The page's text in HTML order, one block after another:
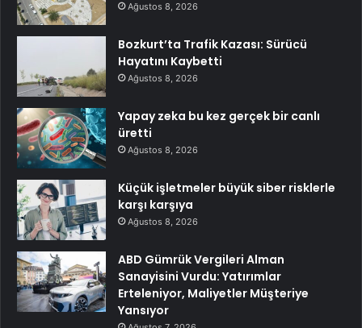
Ağustos 8, 2026
Bozkurt’ta Trafik Kazası: Sürücü
Hayatını Kaybetti
Ağustos 8, 2026
Yapay zeka bu kez gerçek bir canlı
üretti
Ağustos 8, 2026
Küçük işletmeler büyük siber risklerle
karşı karşıya
Ağustos 8, 2026
ABD Gümrük Vergileri Alman
Sanayisini Vurdu: Yatırımlar
Erteleniyor, Maliyetler Müşteriye
Yansıyor